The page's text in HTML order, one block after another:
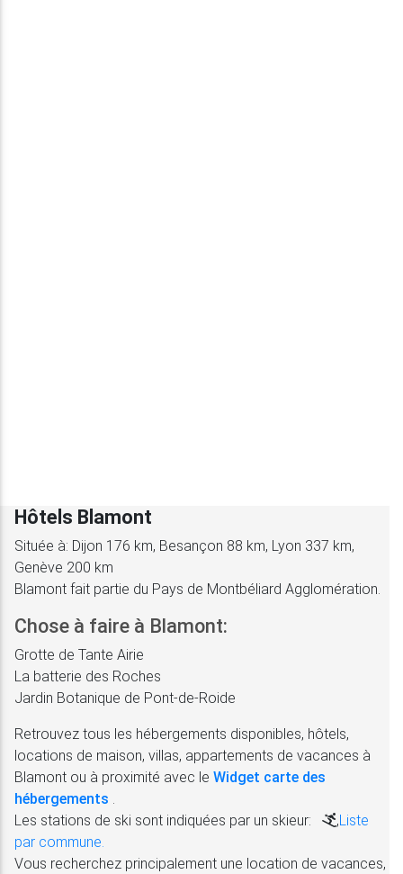
Hôtels Blamont
Située à: Dijon 176 km, Besançon 88 km, Lyon 337 km,
Genève 200 km
Blamont fait partie du Pays de Montbéliard Agglomération.
Chose à faire à Blamont:
Grotte de Tante Airie
La batterie des Roches
Jardin Botanique de Pont-de-Roide
Retrouvez tous les hébergements disponibles, hôtels,
locations de maison, villas, appartements de vacances à
Blamont ou à proximité avec le Widget carte des
hébergements
Les stations de ski sont indiquées par un skieur:
,Liste
par commune.
Vous recherchez principalement une location de vacances,